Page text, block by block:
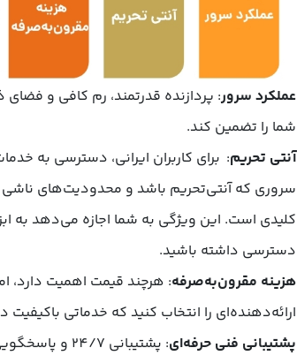
عملکرد سرور
شما را تضمین کند.
آنتی تحریم: برای کاربران ایرانی، دسترسی به
سروری که آنتی‌تحریم باشد و محدودیت‌های ناشی
کلیدی است. این ویژگی به شما اجازه می‌دهد به
دسترسی داشته باشید.
هزینه مقرون‌به‌صرفه: هرچند قیمت اهمیت دارد،
ارائه‌دهنده‌ای را انتخاب کنید که خدماتی
پشتیبانی فنی حرفه‌ای
: پشتیبانی